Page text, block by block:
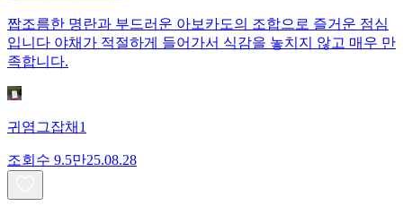
짭조름한 명란과 부드러운 아보카도의 조합으로 즐거운 점심
입니다 야채가 적절하게 들어가서 식감을 놓치지 않고 매우 만
족합니다.
귀염그잡채1
조회수 9.5만25.08.28